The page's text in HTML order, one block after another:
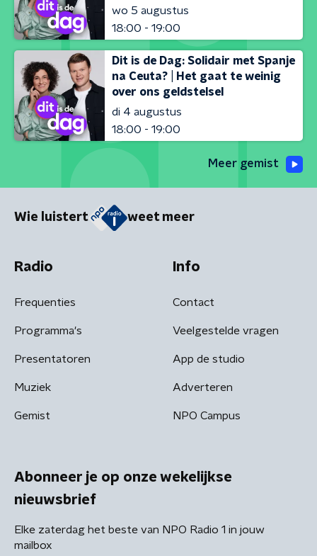
wo 5 augustus
18:00 - 19:00
Dit is de Dag: Solidair met Spanje
na Ceuta? | Het gaat te weinig
over ons geldstelsel
di 4 augustus
18:00 - 19:00
Meer gemist
Wie luistert weet meer
Radio
Frequenties
Programma's
Presentatoren
Muziek
Gemist
Info
Contact
Veelgestelde vragen
App de studio
Adverteren
NPO Campus
Abonneer je op onze wekelijkse
nieuwsbrief
Elke zaterdag het beste van NPO Radio 1 in jouw
mailbox